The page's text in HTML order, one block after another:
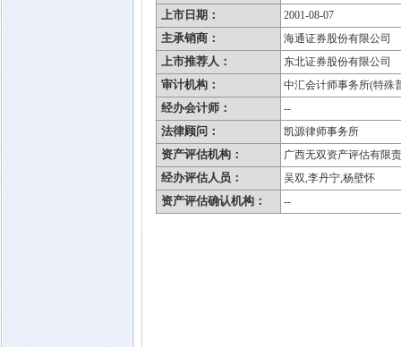
上市日期： 2001-08-07
主承销商： 海通证券股份有限公司
上市推荐人： 东北证券股份有限公司
审计机构： 中汇会计师事务所(特殊
经办会计师： --
法律顾问： 凯源律师事务所
资产评估机构： 广西无双资产评估有限
经办评估人员： 吴双,李丹宁,杨壁怀
资产评估确认机构： --